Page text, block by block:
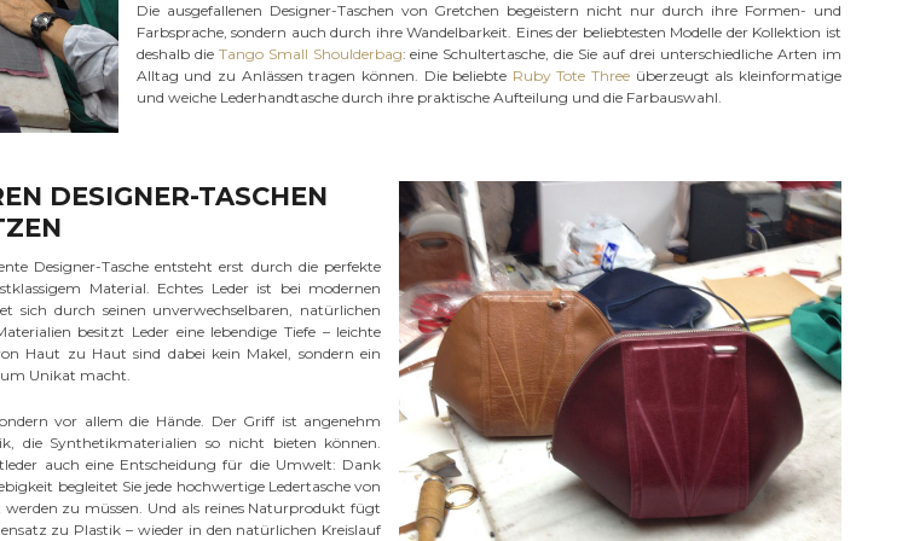
Die ausgefallenen Designer-Taschen von Gretchen begeistern nicht nur durch ihre Formen- und
Farbsprache, sondern auch durch ihre Wandelbarkeit. Eines der beliebtesten Modelle der Kollektion ist
deshalb die Tango Small Shoulderbag: eine Schultertasche, die Sie auf drei unterschiedliche Arten im
Alltag und zu Anlässen tragen können. Die beliebte Ruby Tote Three überzeugt als kleinformatige
und weiche Lederhandtasche durch ihre praktische Aufteilung und die Farbauswahl.
DESIGNER-TASCHEN
Designer-Tasche entsteht erst durch die perfekte
Material. Echtes Leder ist bei modernen
sich durch seinen unverwechselbaren, natürlichen
besitzt Leder eine lebendige Tiefe – leichte
Haut zu Haut sind dabei kein Makel, sondern ein
Unikat macht.
vor allem die Hände. Der Griff ist angenehm
die Synthetikmaterialien so nicht bieten können.
auch eine Entscheidung für die Umwelt: Dank
begleitet Sie jede hochwertige Ledertasche von
zu müssen. Und als reines Naturprodukt fügt
zu Plastik – wieder in den natürlichen Kreislauf